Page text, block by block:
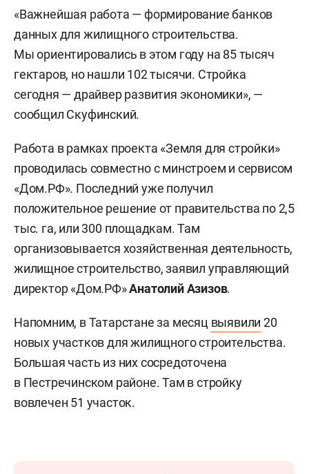
«Важнейшая работа — формирование банков
данных для жилищного строительства.
Мы ориентировались в этом году на 85 тысяч
гектаров, но нашли 102 тысячи. Стройка
сегодня — драйвер развития экономики», —
сообщил Скуфинский.
Работа в рамках проекта «Земля для стройки»
проводилась совместно с минстроем и сервисом
«Дом.РФ». Последний уже получил
положительное решение от правительства по 2,5
тыс. га, или 300 площадкам. Там
организовывается хозяйственная деятельность,
жилищное строительство, заявил управляющий
директор «Дом.РФ»Анатолий Азизов.
Напомним, в Татарстане за месяц выявили 20
новых участков для жилищного строительства.
Большая часть из них сосредоточена
в Пестречинском районе. Там в стройку
вовлечен 51 участок.